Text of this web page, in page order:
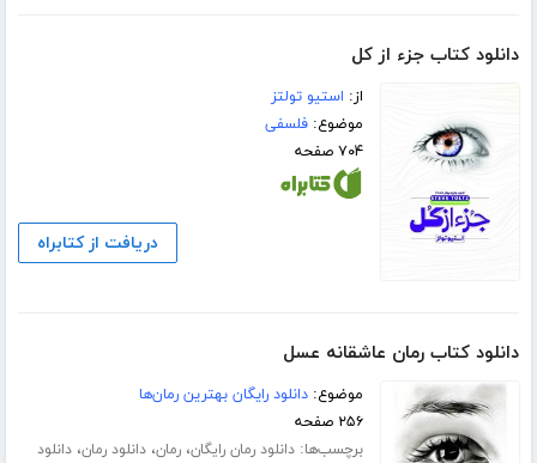
دانلود کتاب جزء از کل
از: استیو تولتز
موضوع:فلسفی
۷۰۴ صفحه
دریافت از کتابراه
دانلود کتاب رمان عاشقانه عسل
موضوع:دانلود رایگان بهترین رمان‌ها
۲۵۶ صفحه
برچسب‌ها:دانلود رمان رایگان،رمان،دانلود رمان،دانلود